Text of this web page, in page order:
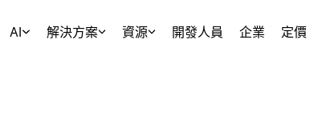
AI 解決方案 資源 開發人員 企業 定價